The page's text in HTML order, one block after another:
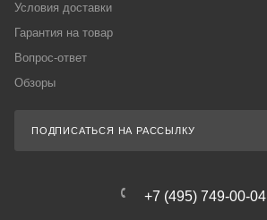
Условия доставки
Гарантия на товар
Вопрос-ответ
Обзоры
ПОДПИСАТЬСЯ НА РАССЫЛКУ
+7 (495) 749-00-04